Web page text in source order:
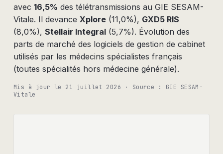
avec 16,5% des télétransmissions au GIE SESAM-
Vitale. Il devance Xplore(11,0%), GXD5 RIS
(8,0%), Stellair Integral(5,7%). Évolution des
parts de marché des logiciels de gestion de cabinet
utilisés par les médecins spécialistes français
(toutes spécialités hors médecine générale).
Mis à jour le 21 juillet 2026 · Source : GIE SESAM-
Vitale